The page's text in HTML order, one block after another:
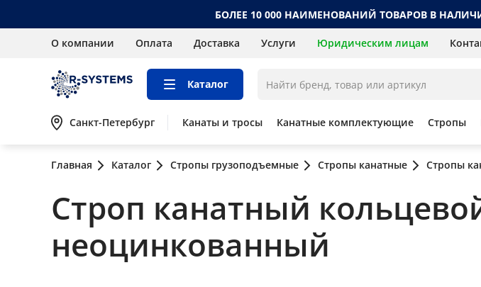
БОЛЕЕ 10 000 НАИМЕНОВАНИЙ ТОВАРОВ В
О компании Оплата Доставка Услуги Юридическим лицам
Каталог
Санкт-Петербург Канаты и тросы Канатные комплектующие Стропы
Главная Каталог Стропы грузоподъемные Стропы канатные Стропы
Строп канатный
неоцинкованный